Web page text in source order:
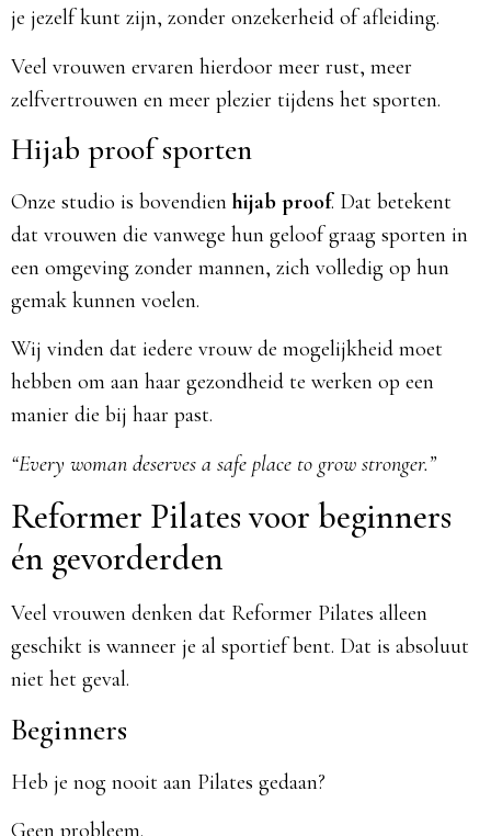
je jezelf kunt zijn, zonder onzekerheid of afleiding.
Veel vrouwen ervaren hierdoor meer rust, meer
zelfvertrouwen en meer plezier tijdens het sporten.
Hijab proof sporten
Onze studio is bovendien hijab proof. Dat betekent
dat vrouwen die vanwege hun geloof graag sporten in
een omgeving zonder mannen, zich volledig op hun
gemak kunnen voelen.
Wij vinden dat iedere vrouw de mogelijkheid moet
hebben om aan haar gezondheid te werken op een
manier die bij haar past.
“Every woman deserves a safe place to grow stronger.”
Reformer Pilates voor beginners
én gevorderden
Veel vrouwen denken dat Reformer Pilates alleen
geschikt is wanneer je al sportief bent. Dat is absoluut
niet het geval.
Beginners
Heb je nog nooit aan Pilates gedaan?
Geen probleem.